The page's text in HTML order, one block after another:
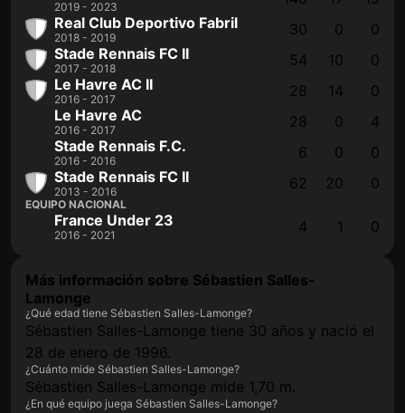
2019 - 2023
Real Club Deportivo Fabril
2018 - 2019 30 0
0
Stade Rennais FC II
2017 - 2018 54 10
0
Le Havre AC II
2016 - 2017 28 14
0
Le Havre AC
2016 - 2017 28 0
4
Stade Rennais F.C.
2016 - 2016 6 0
0
Stade Rennais FC II
2013 - 2016 62 20 0
EQUIPO NACIONAL
France Under 23
2016 - 2021 4 1 0
Más información sobre Sébastien Salles-
Lamonge
¿Qué edad tiene Sébastien Salles-Lamonge?
Sébastien Salles-Lamonge tiene 30 años y nació el
28 de enero de 1996.
¿Cuánto mide Sébastien Salles-Lamonge?
Sébastien Salles-Lamonge mide 1,70 m.
¿En qué equipo juega Sébastien Salles-Lamonge?